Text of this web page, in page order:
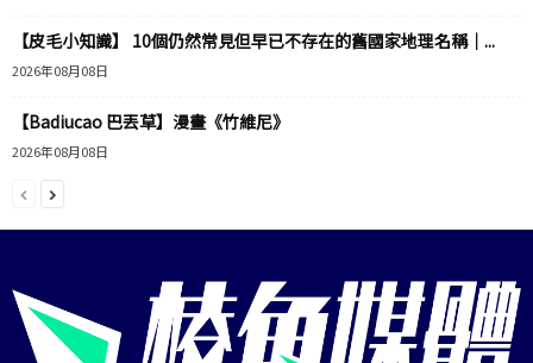
【皮毛小知識】 10個仍然常見但早已不存在的舊國家地理名稱｜...
2026年08月08日
【Badiucao 巴丟草】漫畫《竹維尼》
2026年08月08日